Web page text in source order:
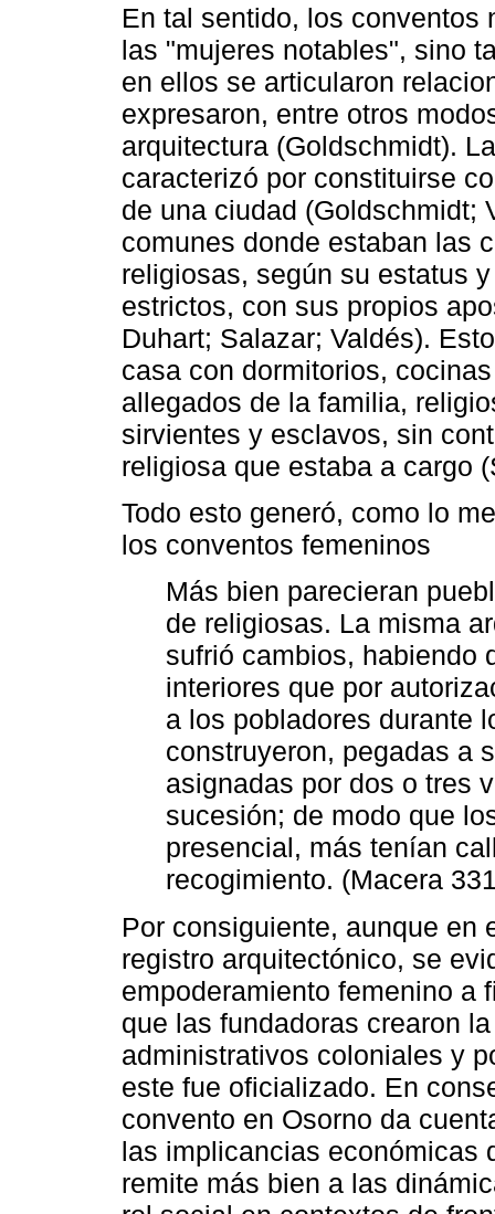
En tal sentido, los conventos
las "mujeres notables", sino
en ellos se articularon
expresaron, entre otros
arquitectura (Goldschmidt).
caracterizó por constituirse
de una ciudad (Goldschmidt;
comunes donde estaban las
religiosas, según su estatus
estrictos, con sus propios
Duhart; Salazar; Valdés).
casa con dormitorios,
allegados de la familia,
sirvientes y esclavos, sin
religiosa que estaba a cargo
Todo esto generó, como lo
los conventos femeninos
Más bien parecieran
de religiosas. La misma
sufrió cambios, habiendo
interiores que por
a los pobladores durante
construyeron, pegadas a
asignadas por dos o tres
sucesión; de modo que
presencial, más tenían
recogimiento. (Macera
Por consiguiente, aunque en
registro arquitectónico, se
empoderamiento femenino a
que las fundadoras crearon
administrativos coloniales y
este fue oficializado. En
convento en Osorno da
las implicancias económicas
remite más bien a las